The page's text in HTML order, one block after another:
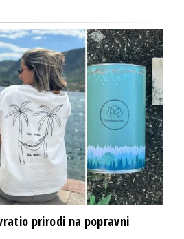
prirodi na popravni